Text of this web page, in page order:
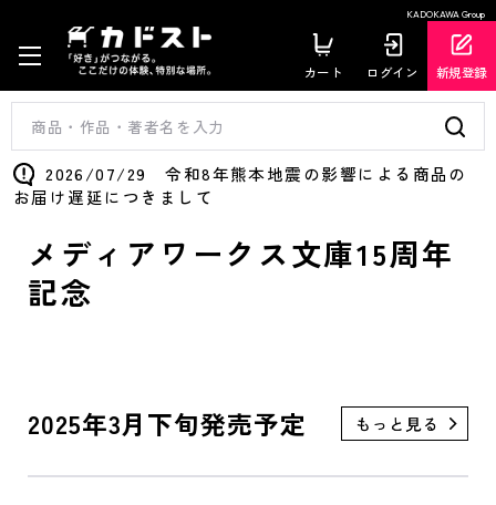
KADOKAWA Group
カート ログイン 新規登録
2026/07/29 令和8年熊本地震の影響による商品の
お届け遅延につきまして
メディアワークス文庫15周年
記念
2025年3月下旬発売予定